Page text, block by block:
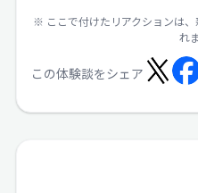
※ ここで付けたリアクションは
れ
この体験談をシェア